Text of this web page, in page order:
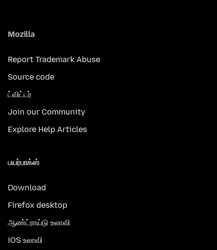
Mozilla
Report Trademark Abuse
Source code
ட்விட்டர்
Join our Community
Explore Help Articles
பயர்பாக்ஸ்
Download
Firefox desktop
ஆண்ட்ராய்டு உலாவி
iOS உலாவி